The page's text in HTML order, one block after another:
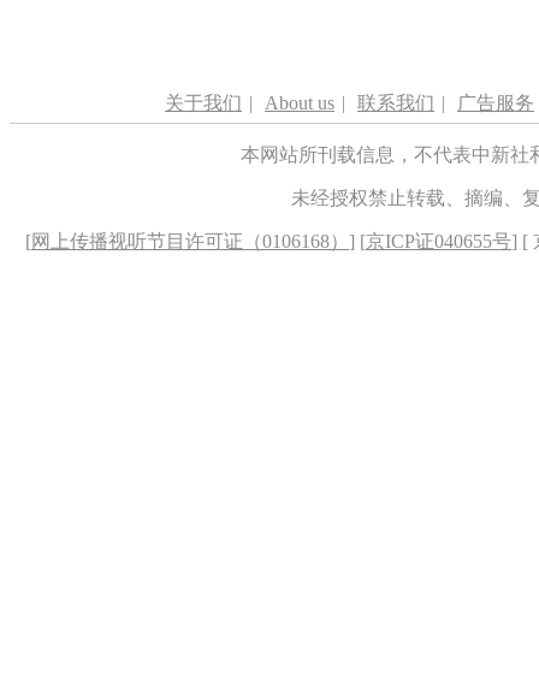
关于我们 | About us | 联系我们 | 广告服务
本网站所刊载信息，不代表中新
未经授权禁止转载、摘编、
[网上传播视听节目许可证（0106168） ] [京ICP证040655号] [